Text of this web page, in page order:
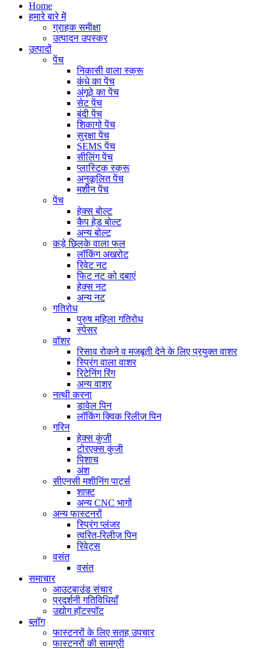
Home
हमारे बारे में
ग्राहक समीक्षा
उत्पादन उपस्कर
उत्पादों
पेंच
निकासी वाला स्क्रू
कंधे का पेंच
अंगूठे का पेंच
सेट पेंच
बंदी पेंच
शिकागो पेंच
सुरक्षा पेंच
SEMS पेंच
सीलिंग पेंच
प्लास्टिक स्क्रू
अनुकूलित पेंच
मशीन पेंच
पेंच
हेक्स बोल्ट
कैप हेड बोल्ट
अन्य बोल्ट
कड़े छिलके वाला फल
लॉकिंग अखरोट
रिवेट नट
फिट नट को दबाएं
हेक्स नट
अन्य नट
गतिरोध
पुरुष महिला गतिरोध
स्पेसर
वॉशर
रिसाव रोकने व मजबूती देने के लिए प्रयुक्त वाशर
स्प्रिंग वाला वाशर
रिटेनिंग रिंग
अन्य वाशर
नत्थी करना
डावेल पिन
लॉकिंग क्विक रिलीज़ पिन
गरिन
हेक्स कुंजी
टोरएक्स कुंजी
पिशाच
अंश
सीएनसी मशीनिंग पार्ट्स
शाफ़्ट
अन्य CNC भागों
अन्य फास्टनरों
स्प्रिंग प्लंजर
त्वरित-रिलीज़ पिन
रिवेट्स
वसंत
वसंत
समाचार
आउटबाउंड संचार
प्रदर्शनी गतिविधियाँ
उद्योग हॉटस्पॉट
ब्लॉग
फास्टनरों के लिए सतह उपचार
फास्टनरों की सामग्री